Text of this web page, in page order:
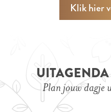
Klik hier
Plan jouw dagje